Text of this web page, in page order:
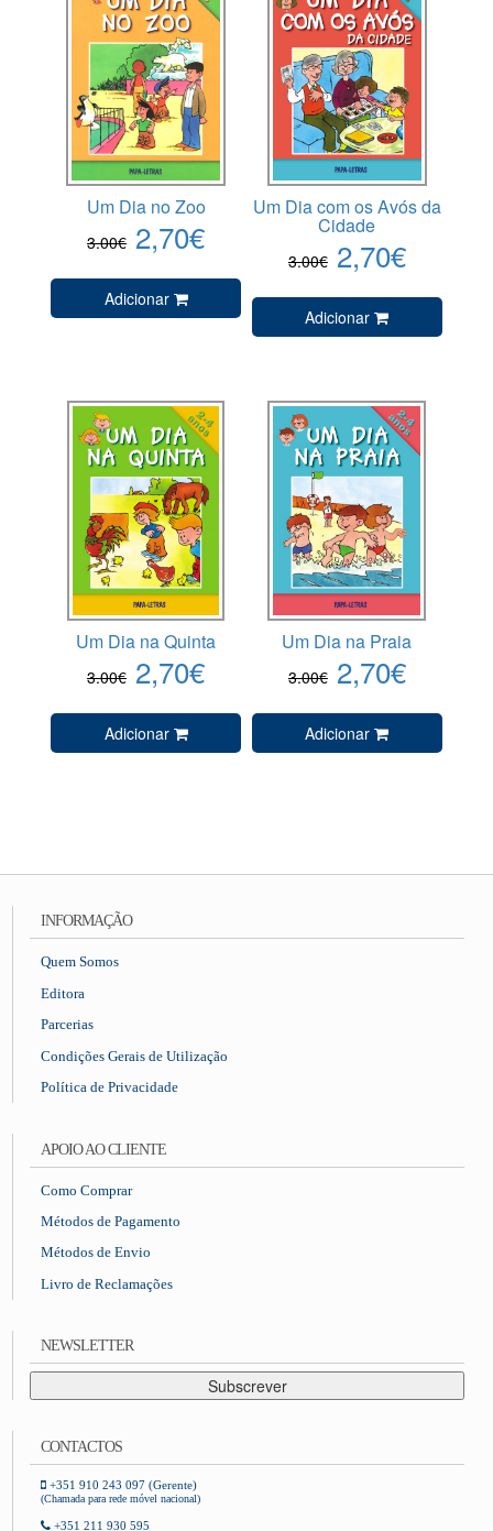
Um Dia no Zoo
3.00€ 2,70€
Adicionar
Um Dia com os Avós da
Cidade
3.00€ 2,70€
Adicionar
Um Dia na Quinta
3.00€ 2,70€
Adicionar
Um Dia na Praia
3.00€ 2,70€
Adicionar
INFORMAÇÃO
Quem Somos
Editora
Parcerias
Condições Gerais de Utilização
Política de Privacidade
APOIO AO CLIENTE
Como Comprar
Métodos de Pagamento
Métodos de Envio
Livro de Reclamações
NEWSLETTER
Subscrever
CONTACTOS
+351 910 243 097 (Gerente)
(Chamada para rede móvel nacional)
+351 211 930 595